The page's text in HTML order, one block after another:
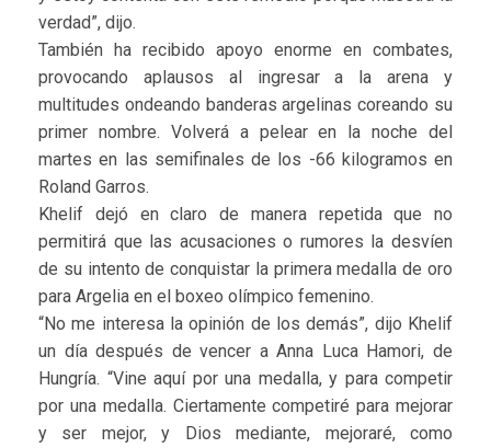
verdad”, dijo.
También ha recibido apoyo enorme en combates,
provocando aplausos al ingresar a la arena y
multitudes ondeando banderas argelinas coreando su
primer nombre. Volverá a pelear en la noche del
martes en las semifinales de los -66 kilogramos en
Roland Garros.
Khelif dejó en claro de manera repetida que no
permitirá que las acusaciones o rumores la desvíen
de su intento de conquistar la primera medalla de oro
para Argelia en el boxeo olímpico femenino.
“No me interesa la opinión de los demás”, dijo Khelif
un día después de vencer a Anna Luca Hamori, de
Hungría. “Vine aquí por una medalla, y para competir
por una medalla. Ciertamente competiré para mejorar
y ser mejor, y Dios mediante, mejoraré, como